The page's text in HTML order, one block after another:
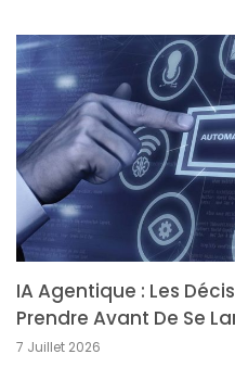
IA Agentique : Les
Prendre Avant De Se
7 Juillet 2026